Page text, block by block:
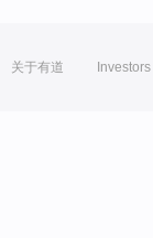
关于有道 Investors